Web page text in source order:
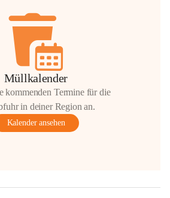
Müllkalender
kommenden Termine für die
in deiner Region an.
Kalender ansehen